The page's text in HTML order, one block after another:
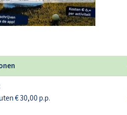
€ 30,00 p.p.